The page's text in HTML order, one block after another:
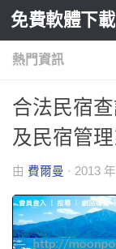
Skip to
免費軟體下載
熱門資訊
合法民宿
及民宿管
由 費爾曼 · 2013